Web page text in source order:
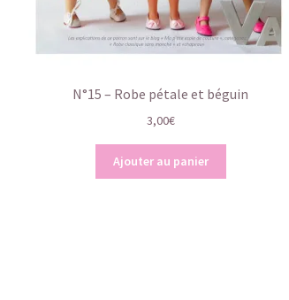
N°15 – Robe pétale et béguin
3,00€
Ajouter au panier